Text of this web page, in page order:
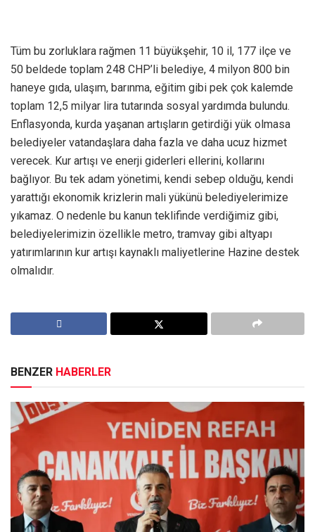
Tüm bu zorluklara rağmen 11 büyükşehir, 10 il, 177 ilçe ve
50 beldede toplam 248 CHP’li belediye, 4 milyon 800 bin
haneye gıda, ulaşım, barınma, eğitim gibi pek çok kalemde
toplam 12,5 milyar lira tutarında sosyal yardımda bulundu.
Enflasyonda, kurda yaşanan artışların getirdiği yük olmasa
belediyeler vatandaşlara daha fazla ve daha ucuz hizmet
verecek. Kur artışı ve enerji giderleri ellerini, kollarını
bağlıyor. Bu tek adam yönetimi, kendi sebep olduğu, kendi
yarattığı ekonomik krizlerin mali yükünü belediyelerimize
yıkamaz. O nedenle bu kanun teklifinde verdiğimiz gibi,
belediyelerimizin özellikle metro, tramvay gibi altyapı
yatırımlarının kur artışı kaynaklı maliyetlerine Hazine destek
olmalıdır.
BENZER HABERLER